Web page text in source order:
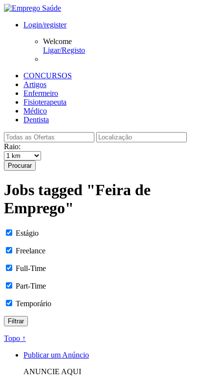
Login/register
Welcome
Ligar/Registo
CONCURSOS
Artigos
Enfermeiro
Fisioterapeuta
Médico
Dentista
Raio:
Procurar
Jobs tagged "Feira de
Emprego"
Estágio
Freelance
Full-Time
Part-Time
Temporário
Topo ↑
Publicar um Anúncio
ANUNCIE AQUI